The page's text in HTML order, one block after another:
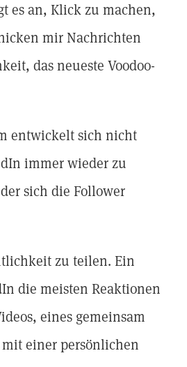
es an, Klick zu machen,
mir Nachrichten
das neueste Voodoo-
entwickelt sich nicht
immer wieder zu
sich die Follower
zu teilen. Ein
die meisten Reaktionen
eines gemeinsam
einer persönlichen